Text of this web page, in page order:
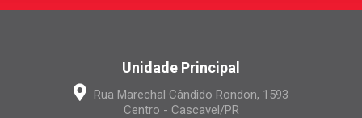
Unidade Principal
Rua Marechal Cândido Rondon, 1593
Centro - Cascavel/PR